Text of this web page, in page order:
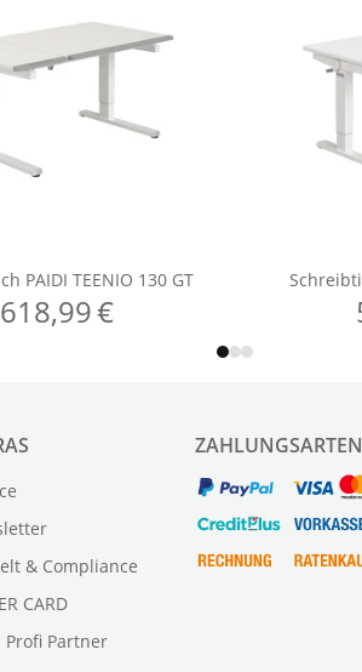
& Compliance
CARD
Profi Partner
ZAHLUNGSARTEN